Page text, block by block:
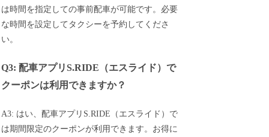
は時間を指定しての事前配車が可能です。必要
な時間を設定してタクシーを予約してくださ
い。
Q3: 配車アプリS.RIDE（エスライド）で
クーポンは利用できますか？
A3: はい、配車アプリS.RIDE（エスライド）で
は期間限定のクーポンが利用できます。お得に